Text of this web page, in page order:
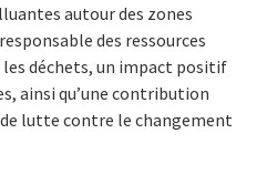
autour des zones
des ressources
les déchets, un impact positif
ainsi qu’une contribution
lutte contre le changement